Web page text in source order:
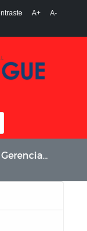
A+
A-
de Veículos e Máquinas